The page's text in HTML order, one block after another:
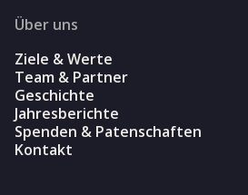
Über uns
Ziele & Werte
Team & Partner
Geschichte
Jahresberichte
Spenden & Patenschaften
Kontakt